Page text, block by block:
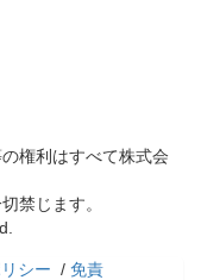
権利はすべて株式会
禁じます。
シー / 免責